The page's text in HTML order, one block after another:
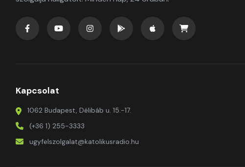
Kapcsolat
1062 Budapest, Délibáb u. 15.-17.
(+36 1) 255-3333
ugyfelszolgalat@katolikusradio.hu